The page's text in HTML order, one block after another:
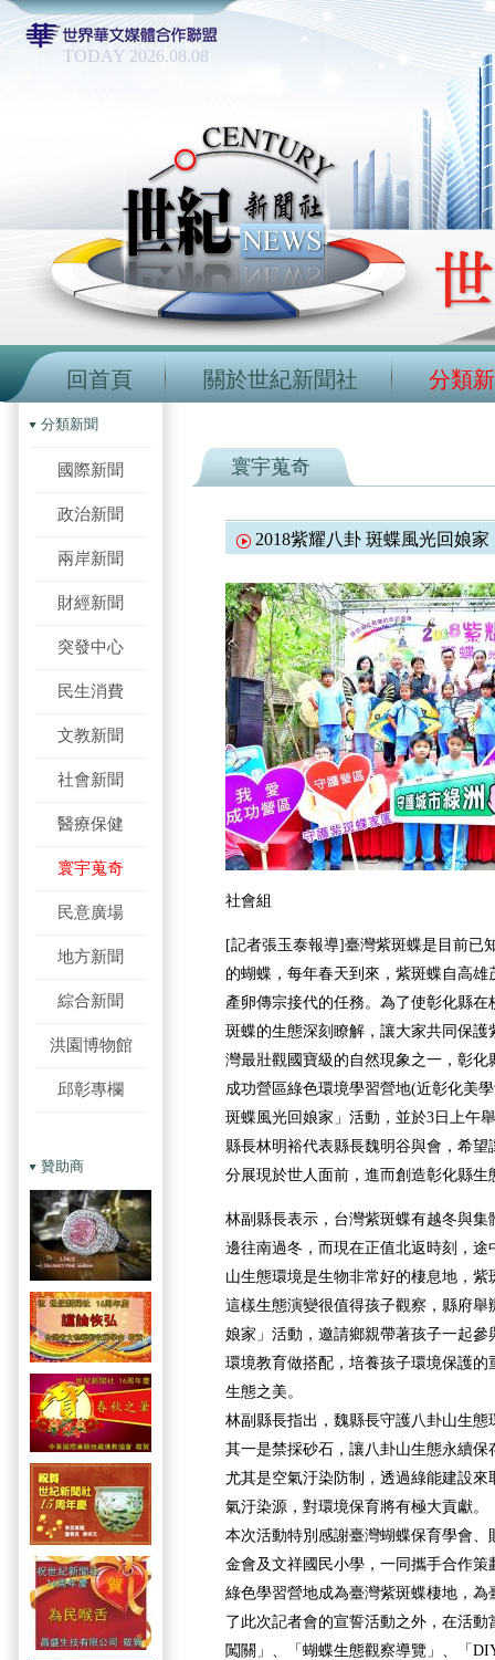
TODAY 2026.08.08
回首頁 關於世紀新聞社 分類
分類新聞
國際新聞
政治新聞
兩岸新聞
財經新聞
突發中心
民生消費
文教新聞
社會新聞
醫療保健
寰宇蒐奇
民意廣場
地方新聞
綜合新聞
洪園博物館
邱彰專欄
贊助商
寰宇蒐奇
2018紫耀八卦 斑蝶風光回娘家
社會組
[記者張玉泰報導]臺灣紫斑蝶是目前已
的蝴蝶，每年春天到來，紫斑蝶自高
產卵傳宗接代的任務。為了使彰化縣
斑蝶的生態深刻瞭解，讓大家共同保
灣最壯觀國寶級的自然現象之一，彰化
成功營區綠色環境學習營地(近彰化美
斑蝶風光回娘家」活動，並於3日上午
縣長林明裕代表縣長魏明谷與會，希
分展現於世人面前，進而創造彰化縣生
林副縣長表示，台灣紫斑蝶有越冬與
邊往南過冬，而現在正值北返時刻，
山生態環境是生物非常好的棲息地，
這樣生態演變很值得孩子觀察，縣府舉
娘家」活動，邀請鄉親帶著孩子一起
環境教育做搭配，培養孩子環境保護
生態之美。
林副縣長指出，魏縣長守護八卦山生
其一是禁採砂石，讓八卦山生態永續
尤其是空氣汙染防制，透過綠能建設
氣汙染源，對環境保育將有極大貢獻。
本次活動特別感謝臺灣蝴蝶保育學會
金會及文祥國民小學，一同攜手合作
綠色學習營地成為臺灣紫斑蝶棲地，
了此次記者會的宣誓活動之外，在活
闖關」、「蝴蝶生態觀察導覽」、「